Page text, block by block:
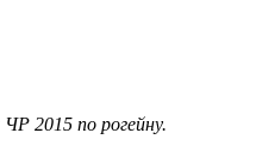
2015 по рогейну.